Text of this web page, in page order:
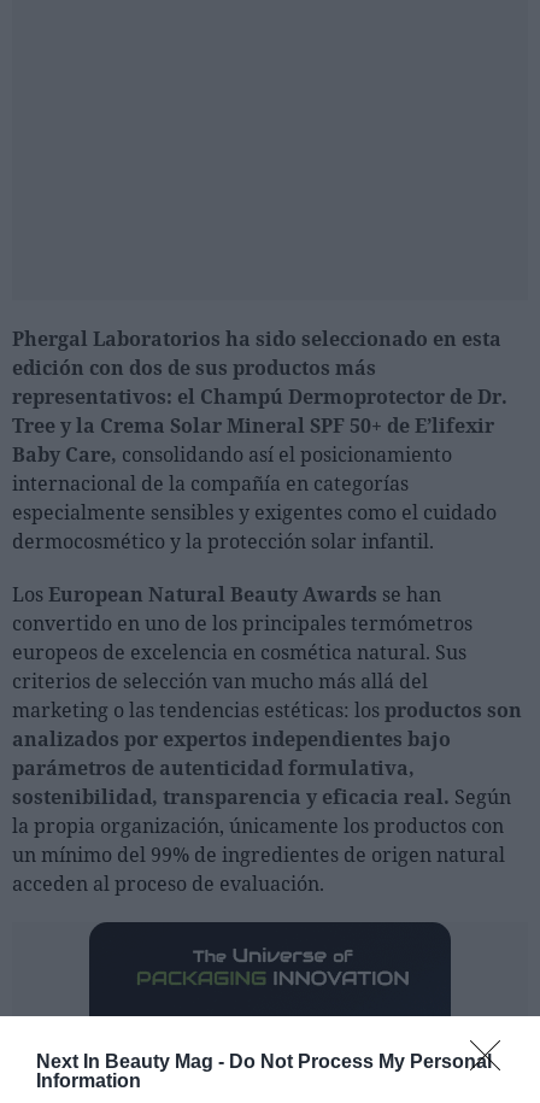
Next In Beauty Mag - Do Not Process My Personal
Information
Phergal Laboratorios ha sido seleccionado en esta
edición con dos de sus productos más
representativos: el Champú Dermoprotector de Dr.
Tree y la Crema Solar Mineral SPF 50+ de E’lifexir
Baby Care, consolidando así el posicionamiento
internacional de la compañía en categorías
especialmente sensibles y exigentes como el cuidado
dermocosmético y la protección solar infantil.
LosEuropean Natural Beauty Awards se han
convertido en uno de los principales termómetros
europeos de excelencia en cosmética natural. Sus
criterios de selección van mucho más allá del
marketing o las tendencias estéticas: losproductos son
analizados por expertos independientes bajo
parámetros de autenticidad formulativa,
sostenibilidad, transparencia y eficacia real. Según
la propia organización, únicamente los productos con
un mínimo del 99% de ingredientes de origen natural
acceden al proceso de evaluación.